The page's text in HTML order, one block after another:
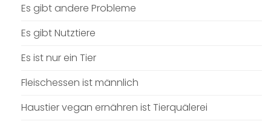
Es gibt andere Probleme
Es gibt Nutztiere
Es ist nur ein Tier
Fleischessen ist männlich
Haustier vegan ernähren ist Tierquälerei